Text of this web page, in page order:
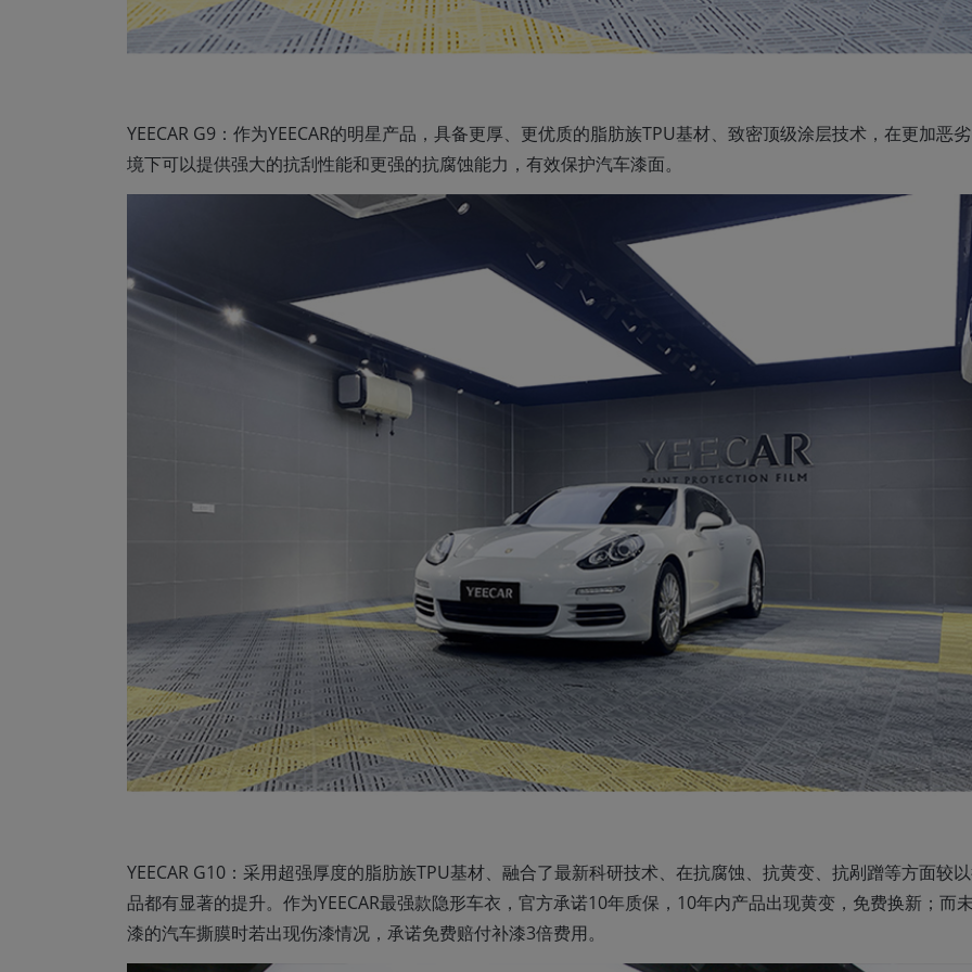
YEECAR G9：作为YEECAR的明星产品，具备更厚、更优质的脂肪族TPU基材、致密顶级涂层技术，在更加恶
境下可以提供强大的抗刮性能和更强的抗腐蚀能力，有效保护汽车漆面。
YEECAR G10：采用超强厚度的脂肪族TPU基材、融合了最新科研技术、在抗腐蚀、抗黄变、抗剐蹭等方面较
品都有显著的提升。作为YEECAR最强款隐形车衣，官方承诺10年质保，10年内产品出现黄变，免费换新；而
漆的汽车撕膜时若出现伤漆情况，承诺免费赔付补漆3倍费用。